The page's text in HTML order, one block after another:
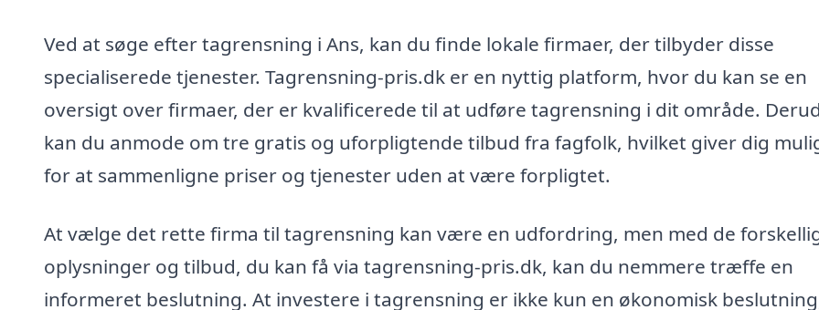
Ved at søge efter tagrensning i Ans, kan du finde lokale firmaer, der tilbyder disse
specialiserede tjenester. Tagrensning-pris.dk er en nyttig platform, hvor du kan se en
oversigt over firmaer, der er kvalificerede til at udføre tagrensning i dit område.
kan du anmode om tre gratis og uforpligtende tilbud fra fagfolk, hvilket giver dig
for at sammenligne priser og tjenester uden at være forpligtet.
At vælge det rette firma til tagrensning kan være en udfordring, men med de
oplysninger og tilbud, du kan få via tagrensning-pris.dk, kan du nemmere træffe en
informeret beslutning. At investere i tagrensning er ikke kun en økonomisk